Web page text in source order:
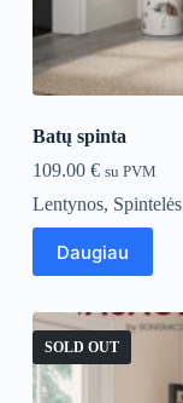
Batų spinta
109.00 € su PVM
Lentynos, Spintelės
Daugiau
SOLD OUT